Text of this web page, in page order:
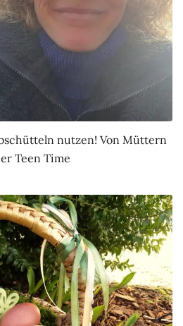
nutzen! Von Müttern
Teen Time